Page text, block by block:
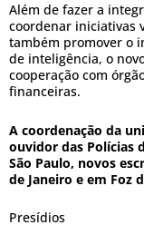
Além de fazer a
coordenar iniciativas
também promover o
de inteligência, o
cooperação com
financeiras.
A coordenação da
ouvidor das Polícias
São Paulo, novos
de Janeiro e em Foz
Presídios